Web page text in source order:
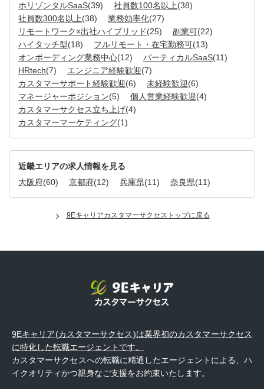
ホリゾンタルSaaS(39) 社員数100名以上(38)
社員数300名以上(38) 業務効率化(27)
リモートワーク×出社ハイブリッド(25) 副業可(22)
ハイタッチ型(18) フルリモート・在宅勤務可(13)
オンボーディング業務中心(12) バーティカルSaaS(11)
HRtech(7) エンジニア経験歓迎(7)
カスタマーサポート経験歓迎(6) 未経験歓迎(6)
マネージャーポジション(5) 個人営業経験歓迎(4)
カスタマーサクセス立ち上げ(4)
カスタマーマーケティング(1)
近畿エリアの求人情報を見る
大阪府(60) 京都府(12) 兵庫県(11) 奈良県(11)
9Eキャリアカスタマーサクセストップに戻る
9Eキャリア(カスタマーサクセス)は業界初のカスタマーサクセス
に特化した転職エージェントです。
カスタマーサクセスへの転職に精通したエージェントによる、ハ
イクオリティかつ親身なご支援をお約束いたします。